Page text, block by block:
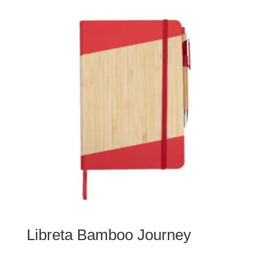
Libreta Bamboo Journey